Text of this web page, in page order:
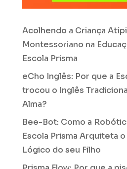
Acolhendo a Criança
Montessoriano na
Escola Prisma
eCho Inglês: Por que a
trocou o Inglês
Alma?
Bee-Bot: Como a
Escola Prisma Arquiteta
Lógico do seu Filho